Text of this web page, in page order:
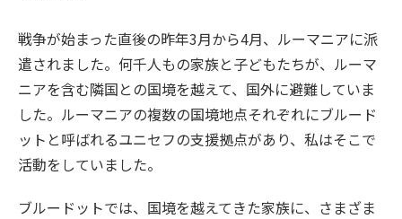
戦争が始まった直後の昨年3月から4月、ルーマニアに派
遣されました。何千人もの家族と子どもたちが、ルーマ
ニアを含む隣国との国境を越えて、国外に避難していま
した。ルーマニアの複数の国境地点それぞれにブルード
ットと呼ばれるユニセフの支援拠点があり、私はそこで
活動をしていました。
ブルードットでは、国境を越えてきた家族に、さまざま